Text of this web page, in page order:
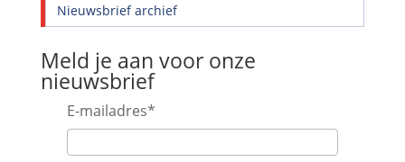
Nieuwsbrief archief
Meld je aan voor onze
nieuwsbrief
E-mailadres*